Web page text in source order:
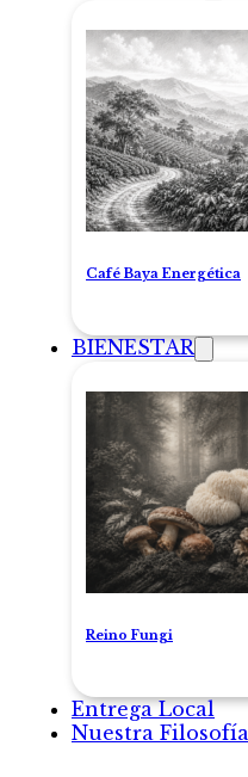
Café Baya Energética
BIENESTAR
Reino Fungi
Entrega Local
Nuestra Filosofía